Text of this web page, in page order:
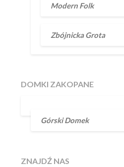
Modern Folk
Zbójnicka Grota
DOMKI ZAKOPANE
Górski Domek
ZNAJDŹ NAS